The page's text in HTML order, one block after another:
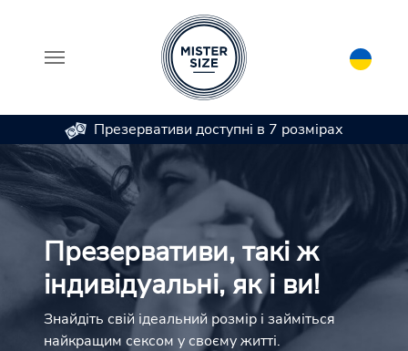
Skip to main content
Презервативи доступні в 7 розмірах
Презервативи, такі ж
індивідуальні, як і ви!
Знайдіть свій ідеальний розмір і займіться
найкращим сексом у своєму житті.